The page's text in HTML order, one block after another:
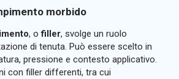
morbido
, ofiller, svolge un ruolo
di tenuta. Può essere scelto in
pressione e contesto applicativo.
con filler differenti, tra cui